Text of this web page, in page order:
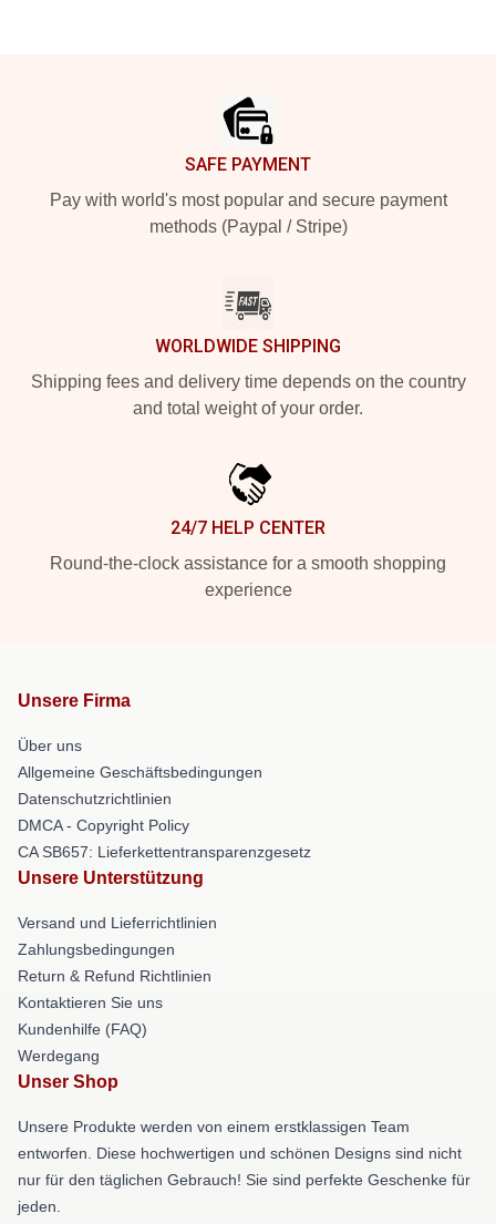
SAFE PAYMENT
Pay with world's most popular and secure payment
methods (Paypal / Stripe)
WORLDWIDE SHIPPING
Shipping fees and delivery time depends on the country
and total weight of your order.
24/7 HELP CENTER
Round-the-clock assistance for a smooth shopping
experience
Unsere Firma
Über uns
Allgemeine Geschäftsbedingungen
Datenschutzrichtlinien
DMCA - Copyright Policy
CA SB657: Lieferkettentransparenzgesetz
Unsere Unterstützung
Versand und Lieferrichtlinien
Zahlungsbedingungen
Return & Refund Richtlinien
Kontaktieren Sie uns
Kundenhilfe (FAQ)
Werdegang
Unser Shop
Unsere Produkte werden von einem erstklassigen Team
entworfen. Diese hochwertigen und schönen Designs sind nicht
nur für den täglichen Gebrauch! Sie sind perfekte Geschenke für
jeden.